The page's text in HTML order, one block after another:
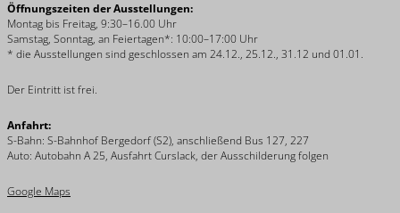
Öffnungszeiten der Ausstellungen:
Montag bis Freitag, 9:30–16.00 Uhr
Samstag, Sonntag, an Feiertagen*: 10:00–17:00 Uhr
* die Ausstellungen sind geschlossen am 24.12., 25.12., 31.12 und 01.01.
Der Eintritt ist frei.
Anfahrt:
S-Bahn: S-Bahnhof Bergedorf (S2), anschließend Bus 127, 227
Auto: Autobahn A 25, Ausfahrt Curslack, der Ausschilderung folgen
Google Maps